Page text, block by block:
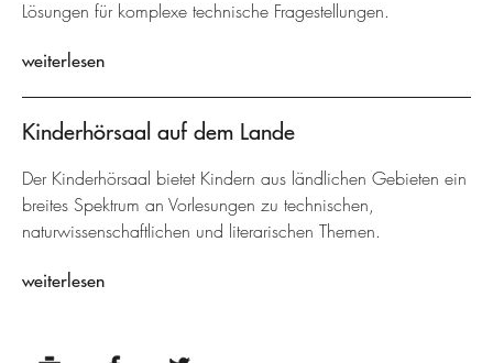
Lösungen für komplexe technische Fragestellungen.
weiterlesen
Kinderhörsaal auf dem Lande
Der Kinderhörsaal bietet Kindern aus ländlichen Gebieten ein
breites Spektrum an Vorlesungen zu technischen,
naturwissenschaftlichen und literarischen Themen.
weiterlesen